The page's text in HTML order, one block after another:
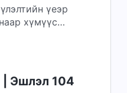
үеэр
хүмүүс
| Эшлэл 104